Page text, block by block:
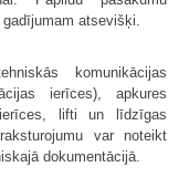
atsevišķi.
komunikācijas
ierīces), apkures
lifti un līdzīgas
var noteikt
dokumentācijā.